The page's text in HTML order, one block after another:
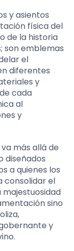
y asientos
física del
de la historia
son emblemas
el
diferentes
y
cada
al
y
más allá de
diseñados
a quienes los
consolidar el
sino
y